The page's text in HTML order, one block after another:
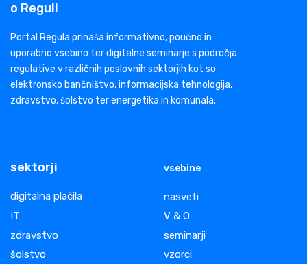
o Reguli
Portal Regula prinaša informativno, poučno in
uporabno vsebino ter digitalne seminarje s področja
regulative v različnih poslovnih sektorjih kot so
elektronsko bančništvo, informacijska tehnologija,
zdravstvo, šolstvo ter energetika in komunala.
sektorji
digitalna plačila
IT
zdravstvo
šolstvo
vsebine
nasveti
V & O
seminarji
vzorci